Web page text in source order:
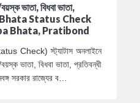
ভাতা, বিধবা ভাতা,
- Bhata Status Check
Bhata, Pratibond
Check) স্ট্যাটাস অনলাইনে
ভাতা, বিধবা ভাতা, প্রতিবন্ধী
সরকার রাজ্যের ব…